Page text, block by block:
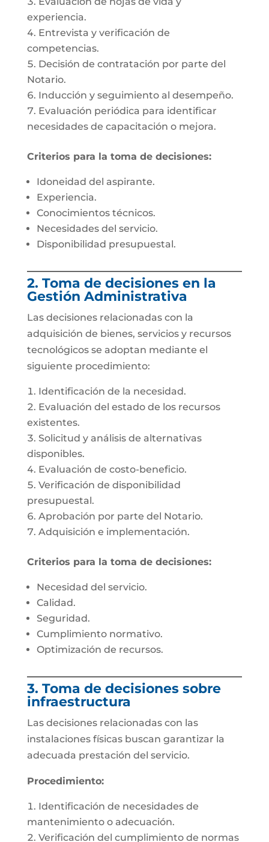
experiencia.
Entrevista y verificación de
competencias.
Decisión de contratación por parte del
Notario.
Inducción y seguimiento al desempeño.
Evaluación periódica para identificar
necesidades de capacitación o mejora.
Criterios para la toma de decisiones:
Idoneidad del aspirante.
Experiencia.
Conocimientos técnicos.
Necesidades del servicio.
Disponibilidad presupuestal.
2. Toma de decisiones en la
Gestión Administrativa
Las decisiones relacionadas con la
adquisición de bienes, servicios y recursos
tecnológicos se adoptan mediante el
siguiente procedimiento:
Identificación de la necesidad.
Evaluación del estado de los recursos
existentes.
Solicitud y análisis de alternativas
disponibles.
Evaluación de costo-beneficio.
Verificación de disponibilidad
presupuestal.
Aprobación por parte del Notario.
Adquisición e implementación.
Criterios para la toma de decisiones:
Necesidad del servicio.
Calidad.
Seguridad.
Cumplimiento normativo.
Optimización de recursos.
3. Toma de decisiones sobre
infraestructura
Las decisiones relacionadas con las
instalaciones físicas buscan garantizar la
adecuada prestación del servicio.
Procedimiento:
Identificación de necesidades de
mantenimiento o adecuación.
Verificación del cumplimiento de normas